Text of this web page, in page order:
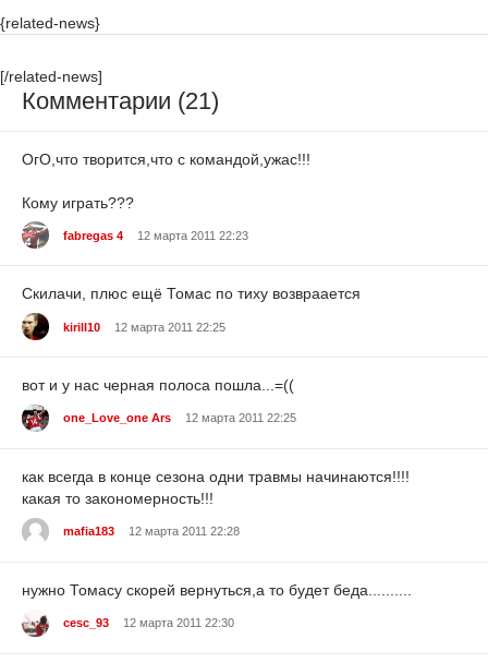
{related-news}
[/related-news]
Комментарии (21)
ОгО,что творится,что с командой,ужас!!!
Кому играть???
fabregas 4 12 марта 2011 22:23
Скилачи, плюс ещё Томас по тиху возвраается
kirill10 12 марта 2011 22:25
вот и у нас черная полоса пошла...=((
one_Love_one Ars 12 марта 2011 22:25
как всегда в конце сезона одни травмы начинаются!!!!
какая то закономерность!!!
mafia183 12 марта 2011 22:28
нужно Томасу скорей вернуться,а то будет беда..........
cesc_93 12 марта 2011 22:30